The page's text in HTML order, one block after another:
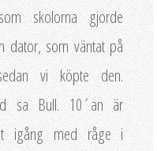
skolorna gjorde
dator, som väntat på
vi köpte den.
sa Bull. 10´an är
igång med råge i